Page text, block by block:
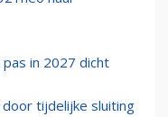
in 2027 dicht
tijdelijke sluiting